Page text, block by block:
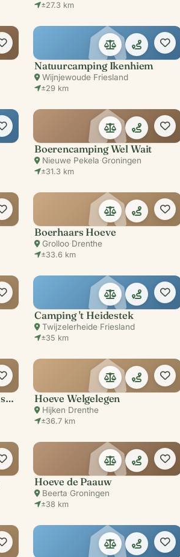
±27.3 km
Natuurcamping Ikenhiem
Wijnjewoude·Friesland
±29 km
Boerencamping Wel Wait
Nieuwe Pekela·Groningen
±31.3 km
Boerhaars Hoeve
Grolloo·Drenthe
±33.6 km
Camping 't Heidestek
Twijzelerheide·Friesland
±35 km
Boerderijcamping Roeloomskamp Hoeve Welgelegen
Hijken·Drenthe
±36.7 km
Hoeve de Paauw
Beerta·Groningen
±38 km